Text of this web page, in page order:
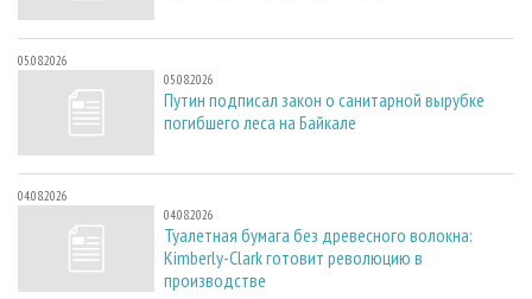
05.08.2026
05.08.2026
Путин подписал закон о санитарной вырубке
погибшего леса на Байкале
04.08.2026
04.08.2026
Туалетная бумага без древесного волокна:
Kimberly-Clark готовит революцию в
производстве